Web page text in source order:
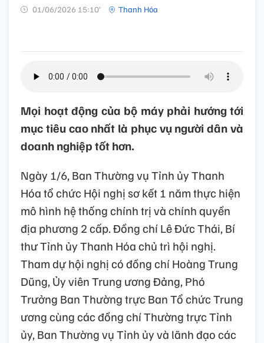
01/06/2026 15:10’ Thanh Hóa
Mọi hoạt động của bộ máy phải hướng tới
mục tiêu cao nhất là phục vụ người dân và
doanh nghiệp tốt hơn.
Ngày 1/6, Ban Thường vụ Tỉnh ủy Thanh
Hóa tổ chức Hội nghị sơ kết 1 năm thực hiện
mô hình hệ thống chính trị và chính quyền
địa phương 2 cấp. Đồng chí Lê Đức Thái, Bí
thư Tỉnh ủy Thanh Hóa chủ trì hội nghị.
Tham dự hội nghị có đồng chí Hoàng Trung
Dũng, Ủy viên Trung ương Đảng, Phó
Trưởng Ban Thường trực Ban Tổ chức Trung
ương cùng các đồng chí Thường trực Tỉnh
ủy, Ban Thường vụ Tỉnh ủy và lãnh đạo các